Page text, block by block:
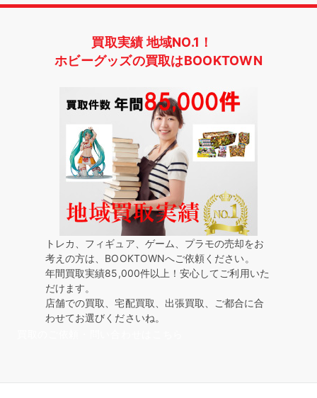
買取実績 地域NO.1！
ホビーグッズの買取はBOOKTOWN
トレカ、フィギュア、ゲーム、プラモの売却をお
考えの方は、BOOKTOWNへご依頼ください。
年間買取実績85,000件以上！安心してご利用いた
だけます。
店舗での買取、宅配買取、出張買取、ご都合に合
わせてお選びくださいね。